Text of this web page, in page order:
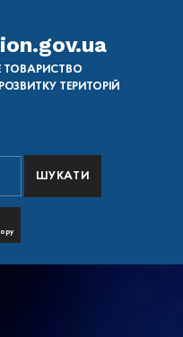
ТОВАРИСТВО
ТЕРИТОРІЙ